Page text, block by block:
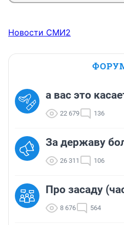
Новости СМИ2
а вас это
22 679 136
За державу
26 311 106
Про засаду
8 676 564